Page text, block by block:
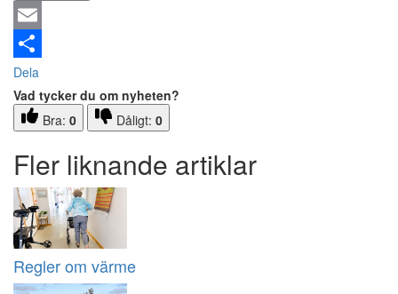
Email
Dela
Vad tycker du om nyheten?
Bra: 0 Dåligt: 0
Fler liknande artiklar
Regler om värme